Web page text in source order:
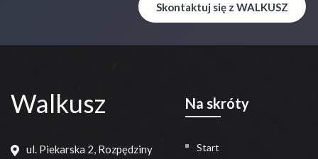
Skontaktuj się z WALKUSZ
Walkusz
ul. Piekarska 2, Rozpędziny
Na skróty
Start